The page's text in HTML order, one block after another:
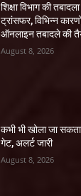
शिक्षा विभाग की
ट्रांसफर, विभिन्न
ऑनलाइन तबादले की
August 8, 2026
कभी भी खोला जा सकता
गेट, अलर्ट जारी
August 8, 2026